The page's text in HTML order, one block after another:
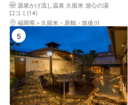
(2026.8/13-8/16利用不可）
源泉かけ流し温泉 久留米 游心の湯
口コミ(14)
福岡県
久留米・原鶴・筑後川